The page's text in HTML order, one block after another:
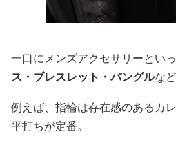
一口にメンズアクセサリーといっ
ス・ブレスレット・バングルな
例えば、指輪は存在感のあるカ
平打ちが定番。